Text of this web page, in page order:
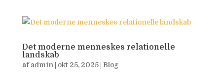
Det moderne menneskes relationelle
landskab
afadmin okt 25, 2025| Blog